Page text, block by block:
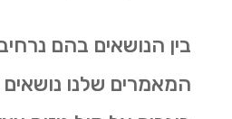
בין הנושאים בהם
המאמרים שלנו נושאים